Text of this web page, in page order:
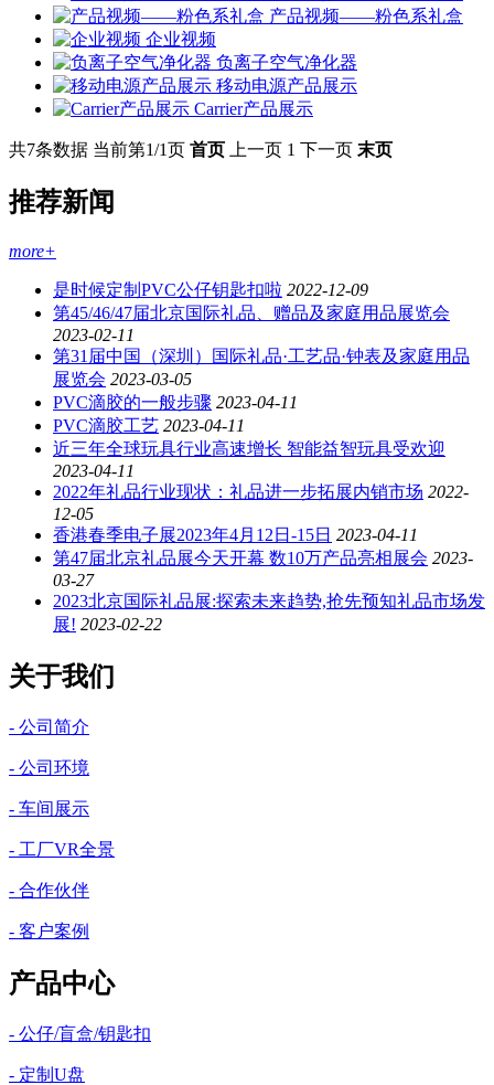
产品视频——粉色系礼盒
企业视频
负离子空气净化器
移动电源产品展示
Carrier产品展示
共7条数据 当前第1/1页 首页 上一页 1 下一页 末页
推荐新闻
more+
是时候定制PVC公仔钥匙扣啦 2022-12-09
第45/46/47届北京国际礼品、赠品及家庭用品展览会
2023-02-11
第31届中国（深圳）国际礼品·工艺品·钟表及家庭用品
展览会 2023-03-05
PVC滴胶的一般步骤 2023-04-11
PVC滴胶工艺 2023-04-11
近三年全球玩具行业高速增长 智能益智玩具受欢迎
2023-04-11
2022年礼品行业现状：礼品进一步拓展内销市场 2022-
12-05
香港春季电子展2023年4月12日-15日 2023-04-11
第47届北京礼品展今天开幕 数10万产品亮相展会 2023-
03-27
2023北京国际礼品展:探索未来趋势,抢先预知礼品市场发
展! 2023-02-22
关于我们
- 公司简介
- 公司环境
- 车间展示
- 工厂VR全景
- 合作伙伴
- 客户案例
产品中心
- 公仔/盲盒/钥匙扣
- 定制U盘